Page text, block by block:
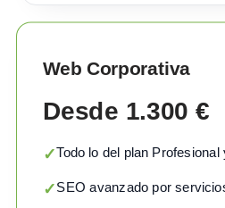
Web Corporativa
Desde 1.300 €
✓Todo lo del plan
✓SEO avanzado por